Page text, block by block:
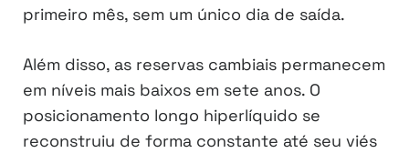
primeiro mês, sem um único dia de saída.
Além disso, as reservas cambiais permanecem
em níveis mais baixos em sete anos. O
posicionamento longo hiperlíquido se
reconstruiu de forma constante até seu viés